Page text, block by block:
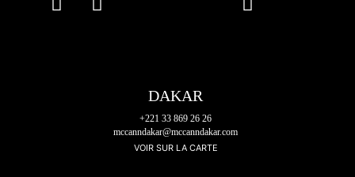
DAKAR
+221 33 869 26 26
mccanndakar@mccanndakar.com
VOIR SUR LA CARTE